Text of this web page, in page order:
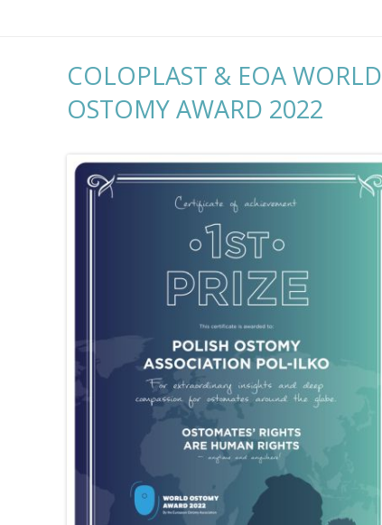
COLOPLAST & EOA WORLD
OSTOMY AWARD 2022